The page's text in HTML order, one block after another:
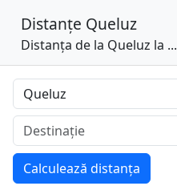
Distanțe Queluz
Distanța de la Queluz la ...
Calculează distanța